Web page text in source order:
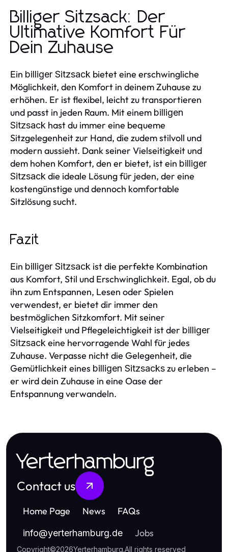
Billiger Sitzsack: Der
Ultimative Komfort Für
Dein Zuhause
Ein billiger Sitzsack bietet eine erschwingliche
Möglichkeit, den Komfort in deinem Zuhause zu
erhöhen. Er ist flexibel, leicht zu transportieren
und passt in jeden Raum. Mit einem billigen
Sitzsack hast du immer eine bequeme
Sitzgelegenheit zur Hand, die zudem stilvoll und
modern aussieht. Dank seiner Vielseitigkeit und
dem hohen Komfort, den er bietet, ist ein billiger
Sitzsack die ideale Lösung für jeden, der eine
kostengünstige und dennoch komfortable
Sitzlösung sucht.
Fazit
Ein billiger Sitzsack ist die perfekte Kombination
aus Komfort, Stil und Erschwinglichkeit. Egal, ob du
ihn zum Entspannen, Lesen oder Spielen
verwendest, er bietet dir immer den
bestmöglichen Sitzkomfort. Mit seiner
Vielseitigkeit und Pflegeleichtigkeit ist der billiger
Sitzsack eine hervorragende Wahl für jedes
Zuhause. Verpasse nicht die Gelegenheit, die
Gemütlichkeit eines billigen Sitzsackszu erleben –
er wird dein Zuhause in eine Oase der
Entspannung verwandeln.
Yerterhamburg
Contact us
Home Page News FAQs
info@yerterhamburg.de Jobs
Copyright©2026Yerterhamburg.All rights reserved